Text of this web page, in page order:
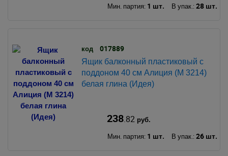
Мин. партия: 1 шт. В упак.: 28 шт.
код 017889
Ящик балконный пластиковый с
поддоном 40 см Алиция (М 3214)
белая глина (Идея)
238.82 руб.
Мин. партия: 1 шт. В упак.: 26 шт.